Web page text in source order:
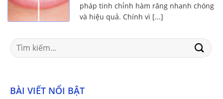
pháp tinh chỉnh hàm răng nhanh chóng
và hiệu quả. Chính vì [...]
Search
for:
BÀI VIẾT NỔI BẬT